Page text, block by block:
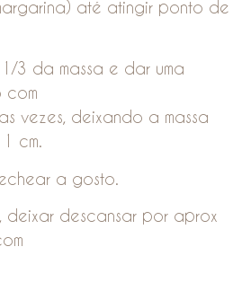
até atingir ponto de
3 da massa e dar uma
com
vezes, deixando a massa
cm.
a gosto.
deixar descansar por aprox